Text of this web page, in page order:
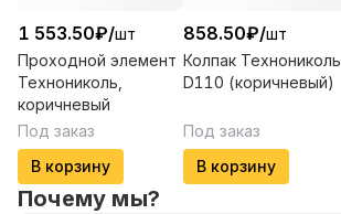
1 553.50₽/шт
Проходной элемент
Технониколь,
коричневый
Под заказ
В корзину
858.50₽/шт
Колпак Технониколь
D110 (коричневый)
Под заказ
В корзину
Почему мы?